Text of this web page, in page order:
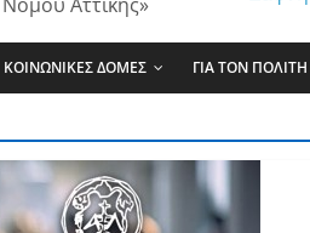
ΚΟΙΝΩΝΙΚΕΣ ΔΟΜΕΣ ΓΙΑ ΤΟΝ ΠΟΛΙΤΗ